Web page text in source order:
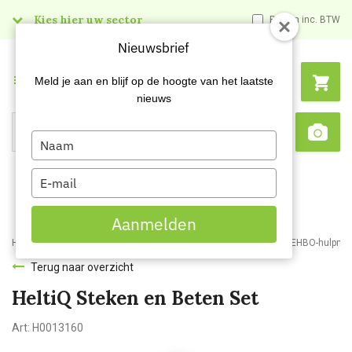
Kies hier uw sector Prijzen inc. BTW
Search
Menu
Home Webshop Veiligheidsartikelen Bedrijfshulpverlening EHBO-
Terug naar overzicht
HeltiQ Steken en Beten Set
Art: H0013160
Nieuwsbrief
Meld je aan en blijf op de hoogte van het laatste
nieuws
Type
your
name
Type
your
email
Aanmelden